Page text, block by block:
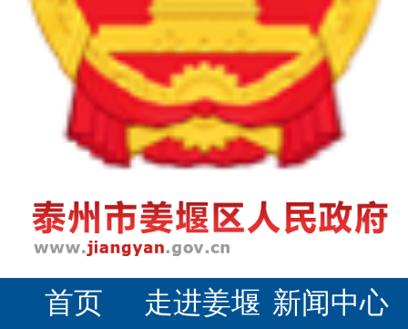
首页 走进姜堰 新闻中心